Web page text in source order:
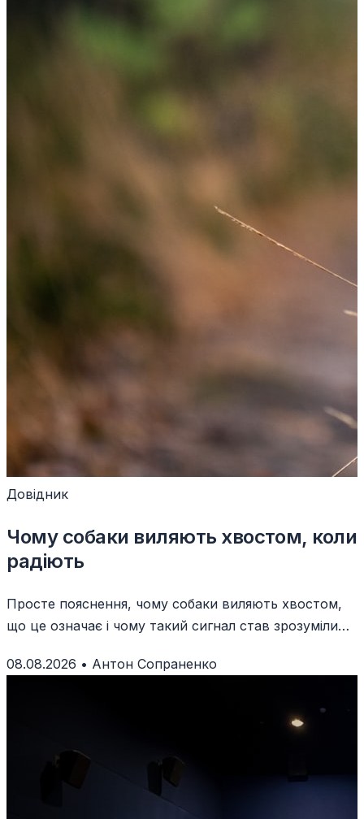
Довідник
Чому собаки виляють хвостом, коли
радіють
Просте пояснення, чому собаки виляють хвостом,
що це означає і чому такий сигнал став зрозумілим
08.08.2026 • Антон Сопраненко